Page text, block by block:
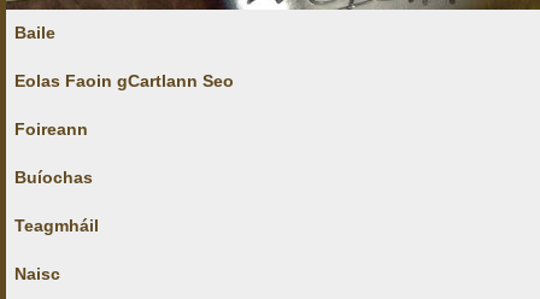
Baile
Eolas Faoin gCartlann Seo
Foireann
Buíochas
Teagmháil
Naisc